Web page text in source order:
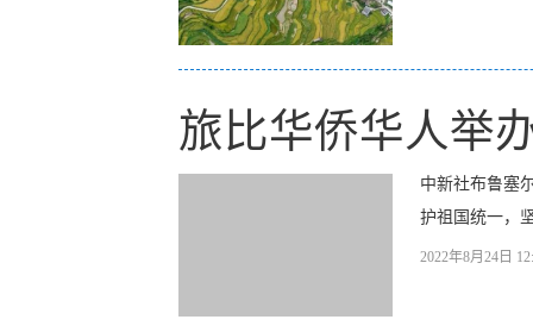
旅比华侨华人举
中新社布鲁塞
护祖国统一，
2022年8月24日